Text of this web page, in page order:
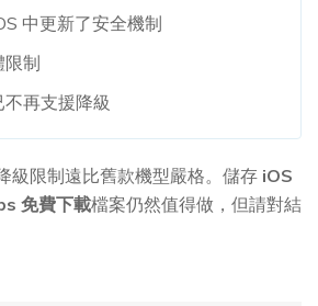
中更新了安全機制
限制
再支援降級
級限制遠比舊款機型嚴格。儲存 iOS
免費下載檔案仍然值得做，但請對結